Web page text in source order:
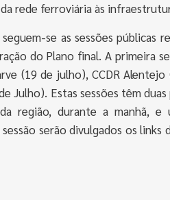
rede ferroviária às
se as sessões públicas
do Plano final. A primeira
(19 de julho), CCDR
Julho). Estas sessões têm
região, durante a manhã,
serão divulgados os links